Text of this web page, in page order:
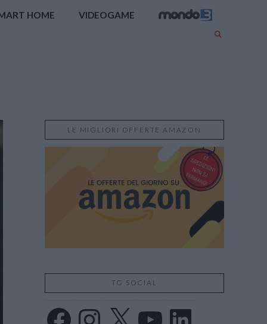
HOME VIDEOGAME
LE MIGLIORI OFFERTE AMAZON
TG SOCIAL
Facebook Instagram YouTube LinkedIn